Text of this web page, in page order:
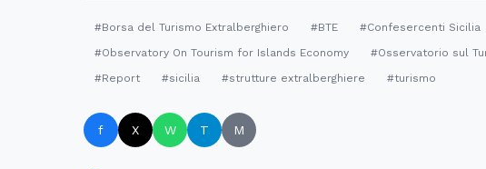
#Borsa del Turismo Extralberghiero #BTE #Confesercenti Sicilia
#Observatory On Tourism for Islands Economy
#Osservatorio sul
#Report
#sicilia #strutture extralberghiere #turismo
f X W T M